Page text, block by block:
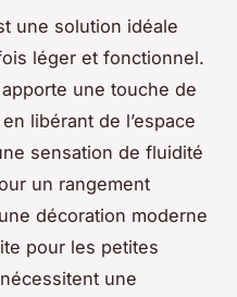
une solution idéale
léger et fonctionnel.
une touche de
libérant de l’espace
sensation de fluidité
un rangement
décoration moderne
pour les petites
une